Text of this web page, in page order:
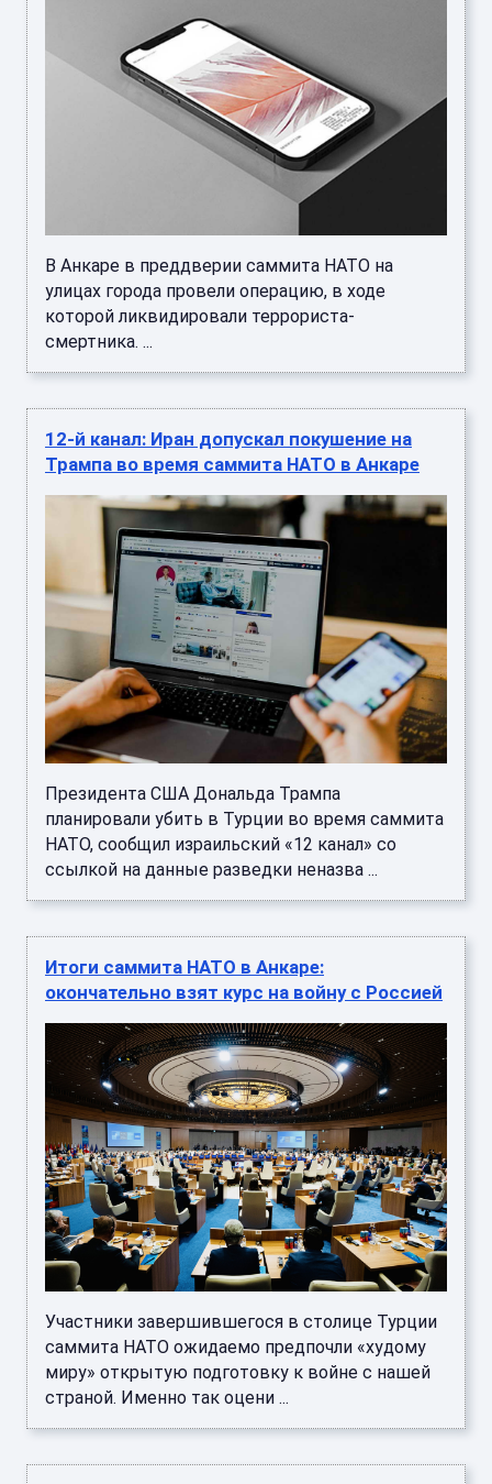
В Анкаре в преддверии саммита НАТО на
улицах города провели операцию, в ходе
которой ликвидировали террориста-
смертника. ...
12-й канал: Иран допускал покушение на
Трампа во время саммита НАТО в Анкаре
Президента США Дональда Трампа
планировали убить в Турции во время саммита
НАТО, сообщил израильский «12 канал» со
ссылкой на данные разведки неназва ...
Итоги саммита НАТО в Анкаре:
окончательно взят курс на войну с Россией
Участники завершившегося в столице Турции
саммита НАТО ожидаемо предпочли «худому
миру» открытую подготовку к войне с нашей
страной. Именно так оцени ...